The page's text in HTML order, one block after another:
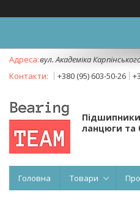
вул. Академіка
+380 (95) 603-50-26
ланцюги та
Головна Товари